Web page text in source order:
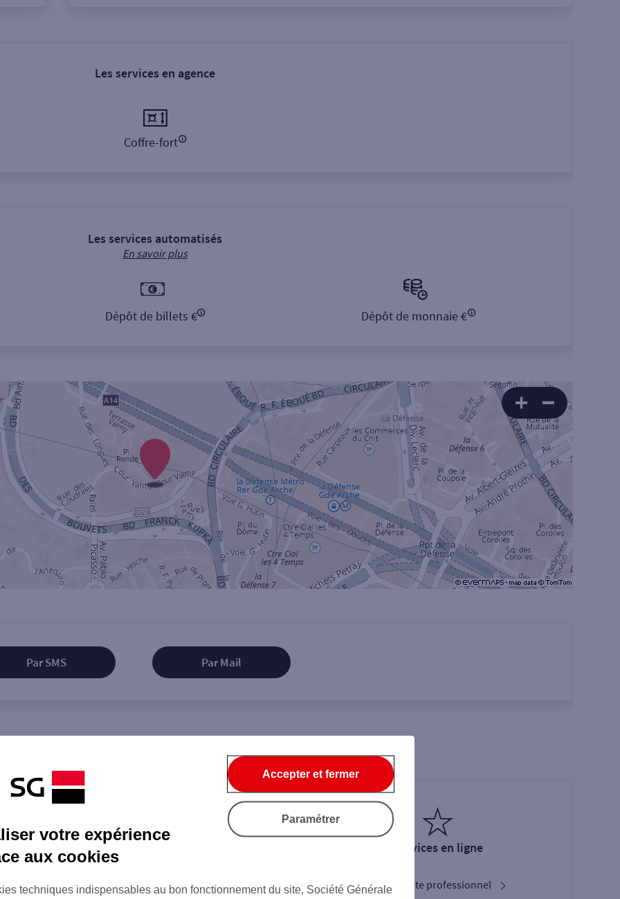
Les services en agence
Coffre-fort
Les services automatisés
En savoir plus
Dépôt de billets € Dépôt de monnaie €
Par SMS Par Mail
de l'agence Services en ligne
Ouverture de compte professionnel
votre expérience
aux cookies
techniques indispensables au bon fonctionnement du site, Société Générale
Accepter et fermer
Paramétrer